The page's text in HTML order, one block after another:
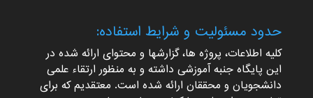
حدود مسئولیت و شرایط استفاده:
کلیه اطلاعات، پروژه ها، گزارشها و محتوای ارائه شده در
این پایگاه جنبه آموزشی داشته و به منظور ارتقاء علمی
دانشجویان و محققان ارائه شده است. معتقدیم که برای